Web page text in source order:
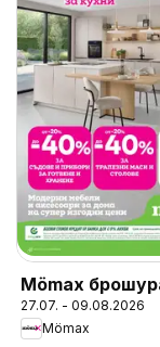
Mömax
27.07. - 09.08.2026
Mömax